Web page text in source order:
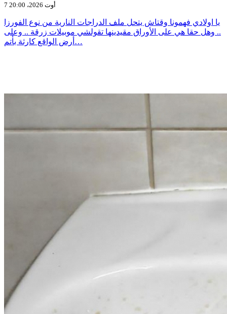
7 أوت 2026، 20:00
يا اولادي فهمونا وقتاش يتحل ملف الدراجات النارية من نوع الفورزا
.. وهل حقا هي على الأوراق مقيدينها تقولشي موبيلات زرقة .. وعلى
أرض الواقع كارثة بأتم…